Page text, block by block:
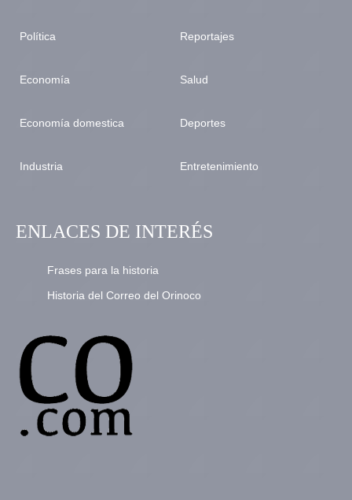
Política
Economía
Economía domestica
Industria
Reportajes
Salud
Deportes
Entretenimiento
ENLACES DE INTERÉS
Frases para la historia
Historia del Correo del Orinoco